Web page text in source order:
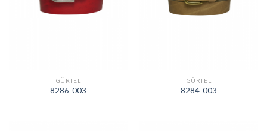
GÜRTEL
8286-003
GÜRTEL
8284-003